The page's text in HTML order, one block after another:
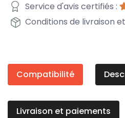
Service d'avis certifiés :
Conditions de livraison
Compatibilité
Livraison et paiements